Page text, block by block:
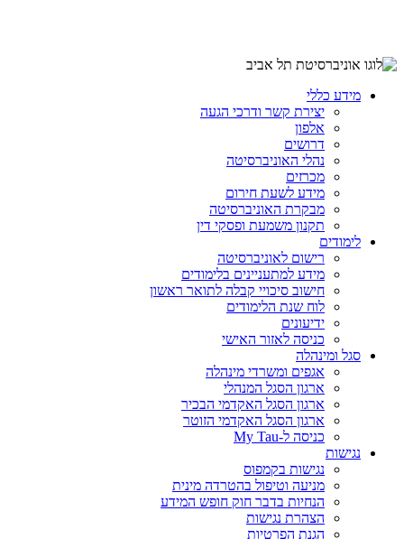
מידע כללי
יצירת קשר ודרכי הגעה
אלפון
דרושים
נהלי האוניברסיטה
מכרזים
מידע לשעת חירום
מבקרת האוניברסיטה
תקנון משמעת ופסקי דין
לימודים
רישום לאוניברסיטה
מידע למתעניינים בלימודים
חישוב סיכויי קבלה לתואר ראשון
לוח שנת הלימודים
ידיעונים
כניסה לאזור האישי
סגל ומינהלה
אגפים ומשרדי מינהלה
ארגון הסגל המנהלי
ארגון הסגל האקדמי הבכיר
ארגון הסגל האקדמי הזוטר
כניסה ל-My Tau
נגישות
נגישות בקמפוס
מניעה וטיפול בהטרדה מינית
הנחיות בדבר חוק חופש המידע
הצהרת נגישות
הגנת הפרטיות